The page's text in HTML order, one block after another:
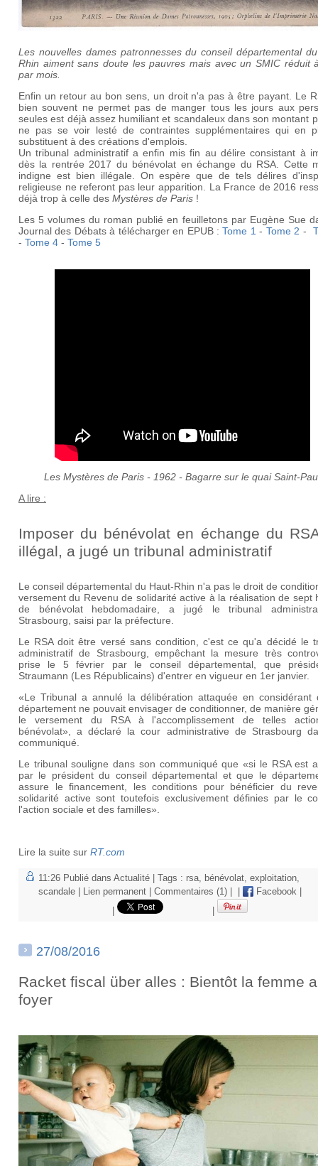
Les nouvelles dames patronnesses du conseil départemental
Rhin aiment sans doute les pauvres mais avec un SMIC réduit
par mois.
Enfin un retour au bon sens, un droit n'a pas à être payant. Le
bien souvent ne permet pas de manger tous les jours aux
seules est déjà assez humiliant et scandaleux dans son montant
ne pas se voir lesté de contraintes supplémentaires qui en
substituent à des créations d'emplois.
Un tribunal administratif a enfin mis fin au délire consistant à
dès la rentrée 2017 du bénévolat en échange du RSA. Cette
indigne est bien illégale. On espère que de tels délires
religieuse ne referont pas leur apparition. La France de 2016
déjà trop à celle des Mystères de Paris !
Les 5 volumes du roman publié en feuilletons par Eugène Sue
Journal des Débats à télécharger en EPUB :Tome 1 - Tome 2 -
- Tome 4 - Tome 5
Les Mystères de Paris - 1962 - Bagarre sur le quai Saint-
A lire :
Imposer du bénévolat en échange du
illégal, a jugé un tribunal administratif
Le conseil départemental du Haut-Rhin n'a pas le droit de
versement du Revenu de solidarité active à la réalisation de sept
de bénévolat hebdomadaire, a jugé le tribunal
Strasbourg, saisi par la préfecture.
Le RSA doit être versé sans condition, c'est ce qu'a décidé le
administratif de Strasbourg, empêchant la mesure très
prise le 5 février par le conseil départemental, que
Straumann (Les Républicains) d'entrer en vigueur en 1er janvier.
«Le Tribunal a annulé la délibération attaquée en considérant
département ne pouvait envisager de conditionner, de manière
le versement du RSA à l'accomplissement de telles
bénévolat», a déclaré la cour administrative de Strasbourg
communiqué.
Le tribunal souligne dans son communiqué que «si le RSA est
par le président du conseil départemental et que le
assure le financement, les conditions pour bénéficier du
solidarité active sont toutefois exclusivement définies par le
l'action sociale et des familles».
Lire la suite sur RT.com
11:26 Publié dans Actualité | Tags : rsa, bénévolat, exploitation,
scandale
Lien permanent Commentaires (1) Facebook
27/08/2016
Racket fiscal über alles : Bientôt la femme
foyer